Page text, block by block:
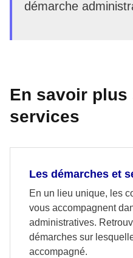
démarche
En savoir plus
services
Les démarches et
En un lieu unique, les
vous accompagnent
administratives.
démarches sur
accompagné.